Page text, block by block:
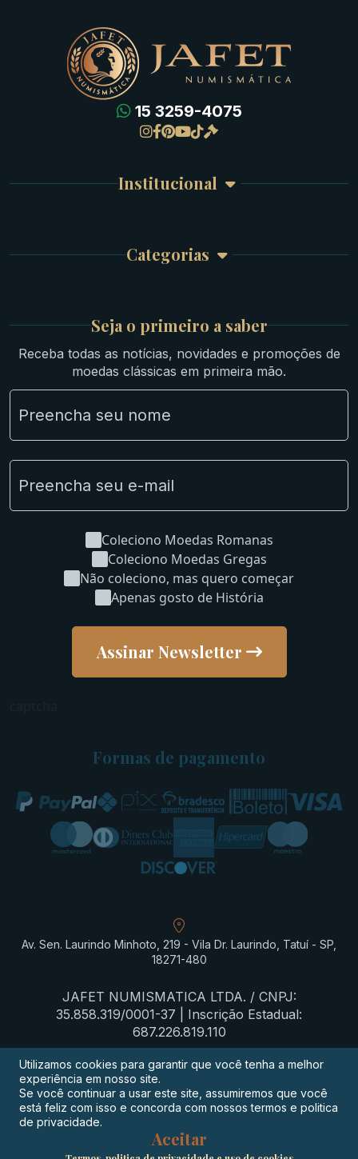
15 3259-4075
Institucional
Meus Pedidos
Carrinho de Compra
Atendimento
Categorias
Gregas
Byzantinas
Bíblicas
Ouro
Ibéricas
Lotes Grandes
Material Numismático
NGC e NNC Encapsuladas
Novidades
Seja o primeiro a saber
Receba todas as notícias, novidades e promoções de
moedas clássicas em primeira mão.
Coleciono Moedas Romanas
Coleciono Moedas Gregas
Não coleciono, mas quero começar
Apenas gosto de História
Assinar Newsletter
Formas de pagamento
Av. Sen. Laurindo Minhoto, 219 - Vila Dr. Laurindo, Tatuí - SP,
18271-480
JAFET NUMISMATICA LTDA. / CNPJ:
35.858.319/0001-37 | Inscrição Estadual:
687.226.819.110
Termos de privacidade
Digimeta
Utilizamos cookies para garantir que você tenha a melhor
experiência em nosso site.
Se você continuar a usar este site, assumiremos que você
está feliz com isso e concorda com nossos termos e politica
de privacidade.
Aceitar